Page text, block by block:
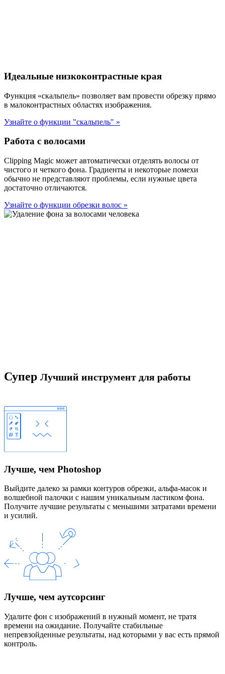
Идеальные низкоконтрастные края
Функция «скальпель» позволяет вам провести обрезку прямо
в малоконтрастных областях изображения.
Узнайте о функции "скальпель" »
Работа с волосами
Clipping Magic может автоматически отделять волосы от
чистого и четкого фона. Градиенты и некоторые помехи
обычно не представляют проблемы, если нужные цвета
достаточно отличаются.
Узнайте о функции обрезки волос »
Супер Лучший инструмент для работы
Лучше, чем Photoshop
Выйдите далеко за рамки контуров обрезки, альфа-масок и
волшебной палочки с нашим уникальным ластиком фона.
Получите лучшие результаты с меньшими затратами времени
и усилий.
Лучше, чем аутсорсинг
Удалите фон с изображений в нужный момент, не тратя
времени на ожидание. Получайте стабильные
непревзойденные результаты, над которыми у вас есть прямой
контроль.